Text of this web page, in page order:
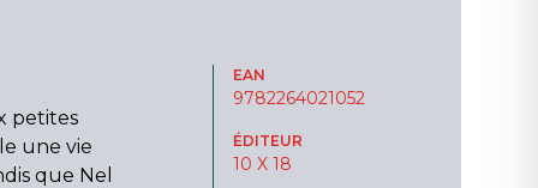
petites
une vie
que Nel
EAN
9782264021052
ÉDITEUR
10 X 18